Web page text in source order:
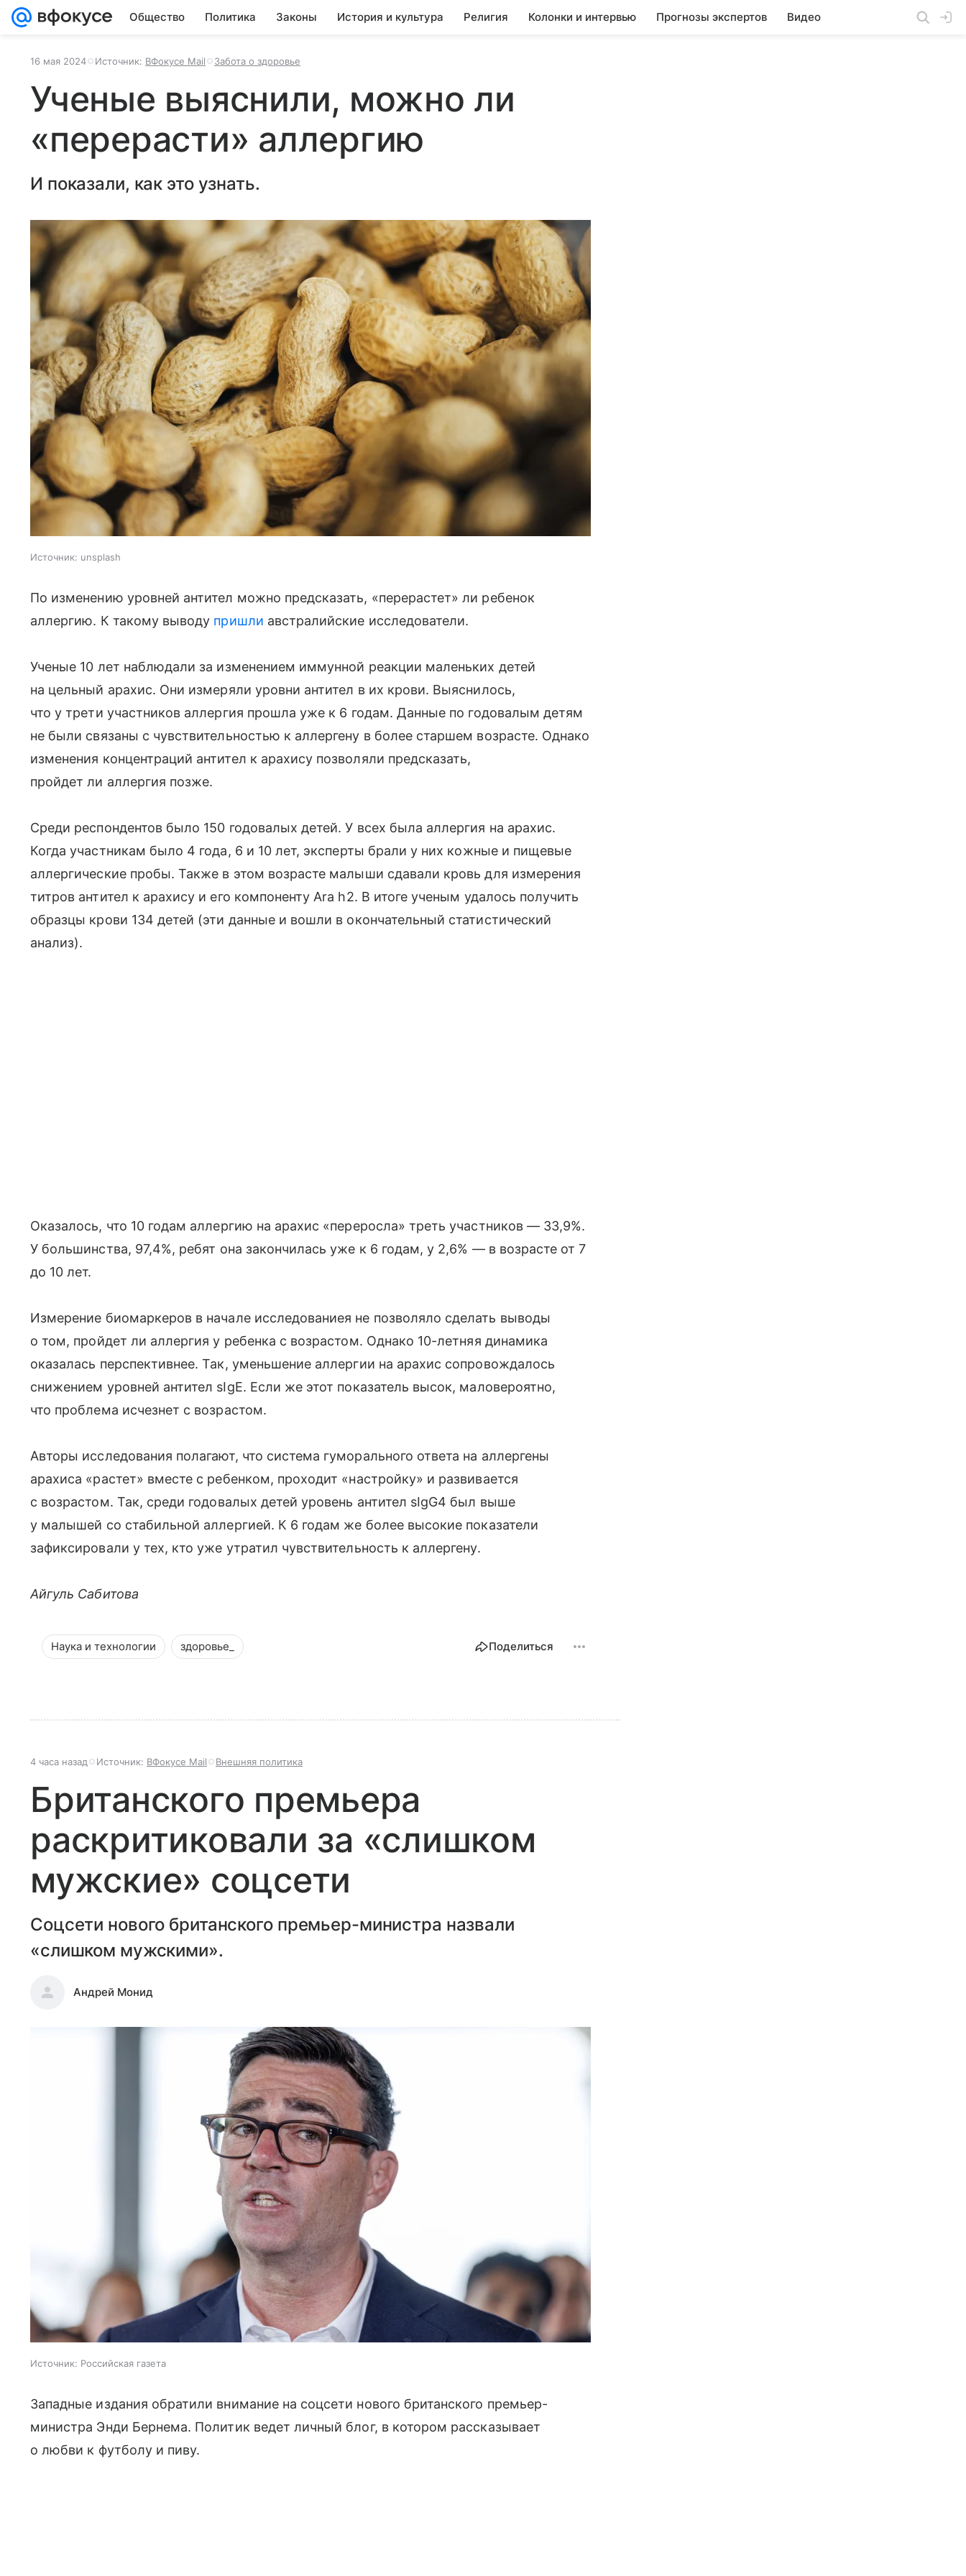
Общество Политика Законы История и культура Религия Колонки и интервью Прогнозы экспертов Видео
16 мая 2024 Источник: ВФокусе Mail Забота о здоровье
Ученые выяснили, можно ли
«перерасти» аллергию
И показали, как это узнать.
Источник: unsplash
По изменению уровней антител можно предсказать, «перерастет» ли ребенок
аллергию. К такому выводу пришли австралийские исследователи.
Ученые 10 лет наблюдали за изменением иммунной реакции маленьких детей
на цельный арахис. Они измеряли уровни антител в их крови. Выяснилось,
что у трети участников аллергия прошла уже к 6 годам. Данные по годовалым детям
не были связаны с чувствительностью к аллергену в более старшем возрасте. Однако
изменения концентраций антител к арахису позволяли предсказать,
пройдет ли аллергия позже.
Среди респондентов было 150 годовалых детей. У всех была аллергия на арахис.
Когда участникам было 4 года, 6 и 10 лет, эксперты брали у них кожные и пищевые
аллергические пробы. Также в этом возрасте малыши сдавали кровь для измерения
титров антител к арахису и его компоненту Ara h2. В итоге ученым удалось получить
образцы крови 134 детей (эти данные и вошли в окончательный статистический
анализ).
Оказалось, что 10 годам аллергию на арахис «переросла» треть участников — 33,9%.
У большинства, 97,4%, ребят она закончилась уже к 6 годам, у 2,6% — в возрасте от 7
до 10 лет.
Измерение биомаркеров в начале исследованиея не позволяло сделать выводы
о том, пройдет ли аллергия у ребенка с возрастом. Однако 10-летняя динамика
оказалась перспективнее. Так, уменьшение аллергии на арахис сопровождалось
снижением уровней антител sIgE. Если же этот показатель высок, маловероятно,
что проблема исчезнет с возрастом.
Авторы исследования полагают, что система гуморального ответа на аллергены
арахиса «растет» вместе с ребенком, проходит «настройку» и развивается
с возрастом. Так, среди годовалых детей уровень антител sIgG4 был выше
у малышей со стабильной аллергией. К 6 годам же более высокие показатели
зафиксировали у тех, кто уже утратил чувствительность к аллергену.
Айгуль Сабитова
Наука и технологии здоровье_ Поделиться
4 часа назад Источник: ВФокусе Mail Внешняя политика
Британского премьера
раскритиковали за «слишком
мужские» соцсети
Соцсети нового британского премьер-министра назвали
«слишком мужскими».
Андрей Монид
Источник: Российская газета
Западные издания обратили внимание на соцсети нового британского премьер-
министра Энди Бернема. Политик ведет личный блог, в котором рассказывает
о любви к футболу и пиву.